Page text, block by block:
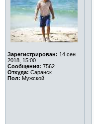
Зарегистрирован: 14 сен
2018, 15:00
Сообщения: 7562
Откуда: Саранск
Пол: Мужской